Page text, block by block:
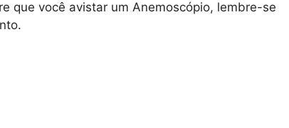
que você avistar um Anemoscópio, lembre-se